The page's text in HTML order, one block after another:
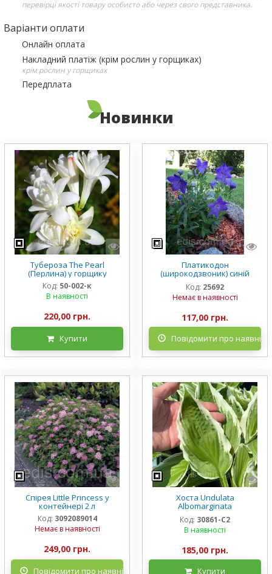
перевірці якості товару особисто або через свого представника.
Варіанти оплати
Онлайн оплата
Накладний платіж (крім рослин у горщиках)
крім рослин у горщиках
Передплата
Новинки
Тубероза The Pearl
(Перлина) у горщику
Код: 50-002-к
В наявності
220,00 грн.
Купити
Платикодон
(широкодзвоник) синій
низькорослий Mariesii у
горщику
Код: 25692
Немає в наявності
117,00 грн.
Повідомити про
Спірея Little Princess у
контейнері 2 л
Код: 3092089014
Немає в наявності
249,00 грн.
Повідомити про наявність
Хоста Undulata
Albomarginata
(Альбомарджината)
контейнер 2 л, 3/+ розетки
Код: 30861-С2
В наявності
185,00 грн.
Купити